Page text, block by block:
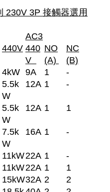
230V 3P 接觸器選用
AC3
440V 440
V
NO
(A)
NC
(B)
4kW 9A 1
-
5.5k
W
12A 1 -
5.5k
W
12A 1 1
7.5k
W
16A 1 -
11kW22A 1
-
11kW22A 1
1
15kW32A 2
2